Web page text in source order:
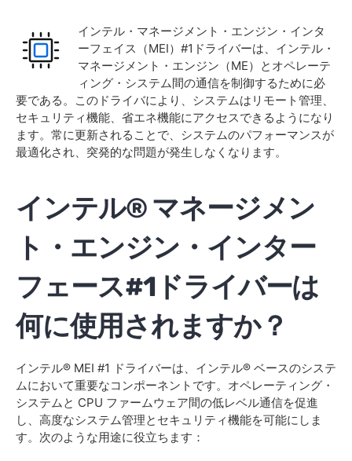
インテル・マネージメント・エンジン・インタ
ーフェイス（MEI）#1ドライバーは、インテル・
マネージメント・エンジン（ME）とオペレーテ
ィング・システム間の通信を制御するために必
要である。このドライバにより、システムはリモート管理、
セキュリティ機能、省エネ機能にアクセスできるようになり
ます。常に更新されることで、システムのパフォーマンスが
最適化され、突発的な問題が発生しなくなります。
インテル® マネージメン
ト・エンジン・インター
フェース#1ドライバーは
何に使用されますか？
インテル® MEI #1 ドライバーは、インテル® ベースのシステ
ムにおいて重要なコンポーネントです。オペレーティング・
システムと CPU ファームウェア間の低レベル通信を促進
し、高度なシステム管理とセキュリティ機能を可能にしま
す。次のような用途に役立ちます：